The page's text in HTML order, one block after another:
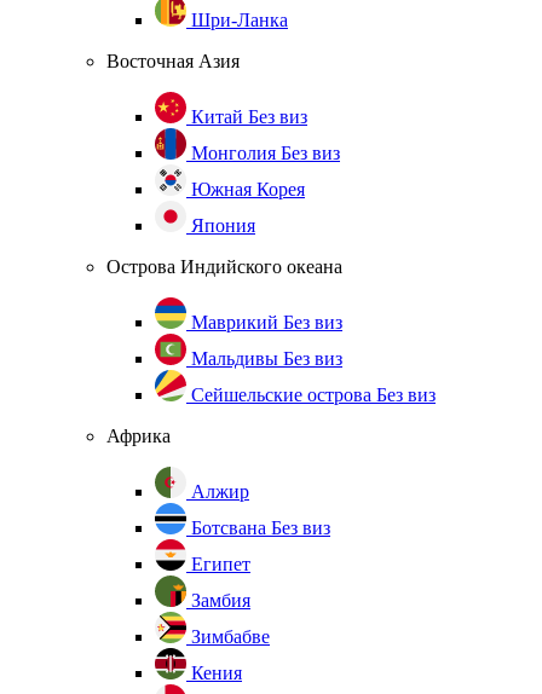
Шри-Ланка
Восточная Азия
Китай Без виз
Монголия Без виз
Южная Корея
Япония
Острова Индийского океана
Маврикий Без виз
Мальдивы Без виз
Сейшельские острова Без виз
Африка
Алжир
Ботсвана Без виз
Египет
Замбия
Зимбабве
Кения